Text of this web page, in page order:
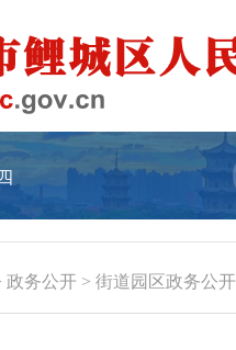
政务公开 > 街道园区政务公开